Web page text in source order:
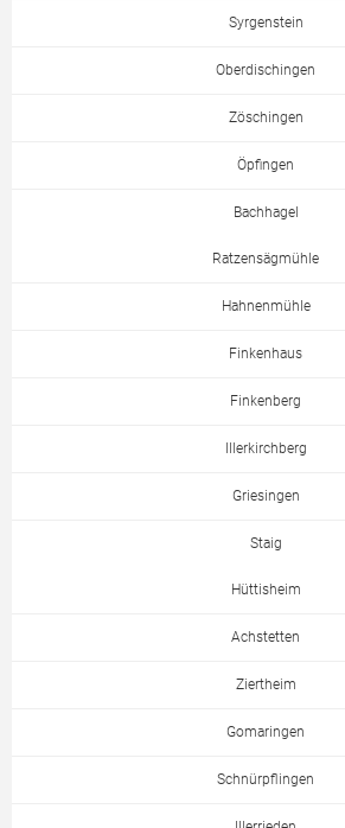
Syrgenstein
Oberdischingen
Zöschingen
Öpfingen
Bachhagel
Ratzensägmühle
Hahnenmühle
Finkenhaus
Finkenberg
Illerkirchberg
Griesingen
Staig
Hüttisheim
Achstetten
Ziertheim
Gomaringen
Schnürpflingen